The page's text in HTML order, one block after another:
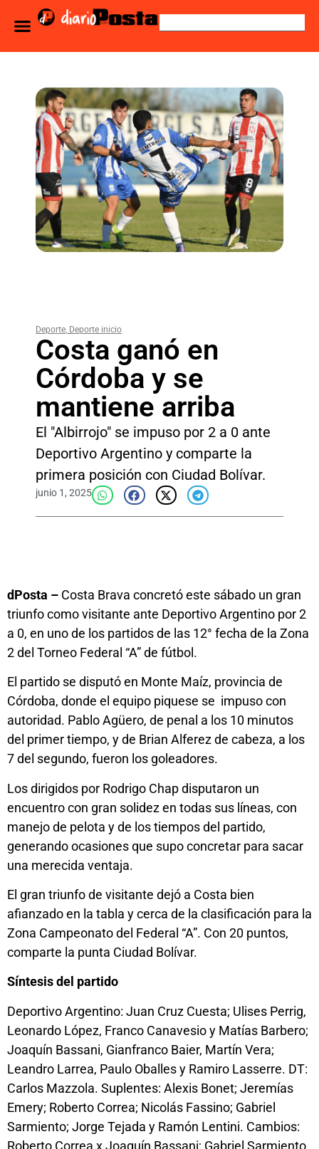
Deporte, Deporte inicio
Costa ganó en
Córdoba y se
mantiene arriba
El "Albirrojo" se impuso por 2 a 0 ante
Deportivo Argentino y comparte la
primera posición con Ciudad Bolívar.
junio 1, 2025
dPosta – Costa Brava concretó este sábado un gran
triunfo como visitante ante Deportivo Argentino por 2
a 0, en uno de los partidos de las 12° fecha de la Zona
2 del Torneo Federal “A” de fútbol.
El partido se disputó en Monte Maíz, provincia de
Córdoba, donde el equipo piquese se impuso con
autoridad. Pablo Agüero, de penal a los 10 minutos
del primer tiempo, y de Brian Alferez de cabeza, a los
7 del segundo, fueron los goleadores.
Los dirigidos por Rodrigo Chap disputaron un
encuentro con gran solidez en todas sus líneas, con
manejo de pelota y de los tiempos del partido,
generando ocasiones que supo concretar para sacar
una merecida ventaja.
El gran triunfo de visitante dejó a Costa bien
afianzado en la tabla y cerca de la clasificación para la
Zona Campeonato del Federal “A”. Con 20 puntos,
comparte la punta Ciudad Bolívar.
Síntesis del partido
Deportivo Argentino: Juan Cruz Cuesta; Ulises Perrig,
Leonardo López, Franco Canavesio y Matías Barbero;
Joaquín Bassani, Gianfranco Baier, Martín Vera;
Leandro Larrea, Paulo Oballes y Ramiro Lasserre. DT:
Carlos Mazzola. Suplentes: Alexis Bonet; Jeremías
Emery; Roberto Correa; Nicolás Fassino; Gabriel
Sarmiento; Jorge Tejada y Ramón Lentini. Cambios:
Roberto Correa x Joaquín Bassani; Gabriel Sarmiento